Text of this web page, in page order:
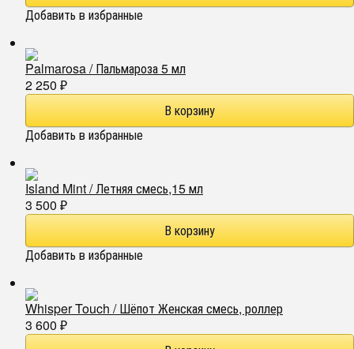
Добавить в избранные
Palmarosa / Пальмароза 5 мл
2 250 ₽
Добавить в избранные
Island Mint / Летняя смесь,15 мл
3 500 ₽
Добавить в избранные
Whisper Touch / Шёпот Женская смесь, роллер
3 600 ₽